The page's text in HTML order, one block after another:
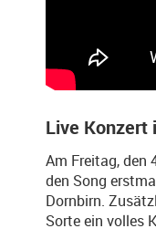
Live Konzert
Am Freitag, den
den Song
Dornbirn.
Sorte ein volles